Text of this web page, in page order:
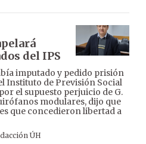
del IPS
imputado y pedido prisión
Instituto de Previsión Social
el supuesto perjuicio de G.
modulares, dijo que
que concedieron libertad a
ÚH